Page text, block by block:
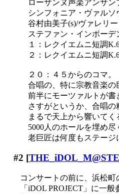
ローザンヌ声楽アンサン
シンフォニア・ヴァルソ
谷村由美子(s)/ヴァレリ
ステファン・インボーデ
１：レクイエムニ短調
２：レクイエムニ短調
２０：４５からのコマ。
合唱の、特に宗教音楽の
前半にモーツァルトが書
さすがというか、合唱の
まるで天上から響いて
5000人のホールを埋め
老巨匠は何度もステージ
#2 [
コンサートの前に、浜松
「iDOL PROJECT」に一般